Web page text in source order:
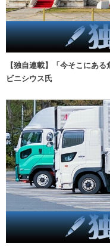
【独自連載】「今そこにあ
ビニシウス氏